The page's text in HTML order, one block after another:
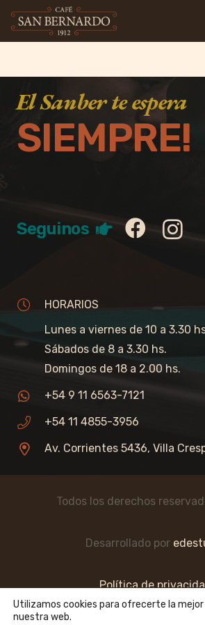
El Sanber te espera
SIEMPRE!
Seguinos
HORARIOS
Lunes a viernes de 10 a 3.30
Sábados de 8 a 3.30 hs.
Domingos de 18 a 2.00 hs.
+54 9 11 6563-7121
+54 11 4855-3956
Av. Corrientes 5436, Villa
Todos los derechos
Desarrollado por
Política de
Utilizamos cookies para ofrecerte la
nuestra web.